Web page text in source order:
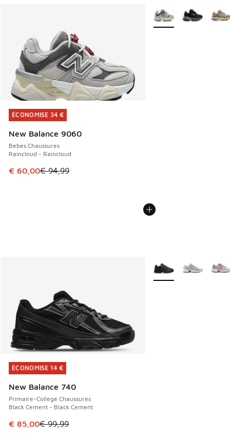
ÉCONOMISE 34 €
New Balance 9060
Bebes Chaussures
Raincloud - Raincloud
Cet article est en promotion. Prix en baisse de € 94,99 à
€ 60,00€ 94,99
ÉCONOMISE 34 €
Plus de couleurs
ÉCONOMISE 14 €
New Balance 740
Primaire-College Chaussures
Black Cement - Black Cement
Cet article est en promotion. Prix en baisse de € 99,99 à
€ 85,00€ 99,99
ÉCONOMISE 14 €
Plus de couleurs